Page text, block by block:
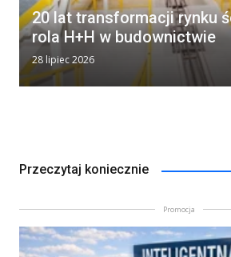
20 lat transformacji rynku
rola H+H w budownictwie
28 lipiec 2026
Przeczytaj koniecznie
Promocja